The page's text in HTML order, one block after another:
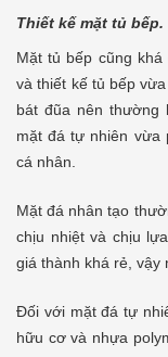
Thiết kế mặt tủ bếp.
Mặt tủ bếp cũng
và thiết kế tủ bếp
bát đũa nên thường
mặt đá tự nhiên vừa
cá nhân.
Mặt đá nhân tạo
chịu nhiệt và chịu
giá thành khá rẻ, vậy
Đối với mặt đá tự
hữu cơ và nhựa